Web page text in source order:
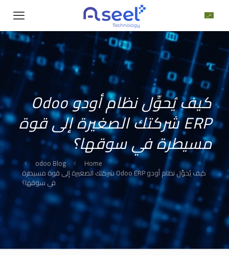
كيف يُحوِّل نظام أودو Odoo
ERP شركتك الصغيرة إلى قوة
مسيطرة في سوقها؟
Home
odoo Blog
كيف يُحوِّل نظام أودو Odoo ERP شركتك الصغيرة إلى قوة مسيطرة
في سوقها؟